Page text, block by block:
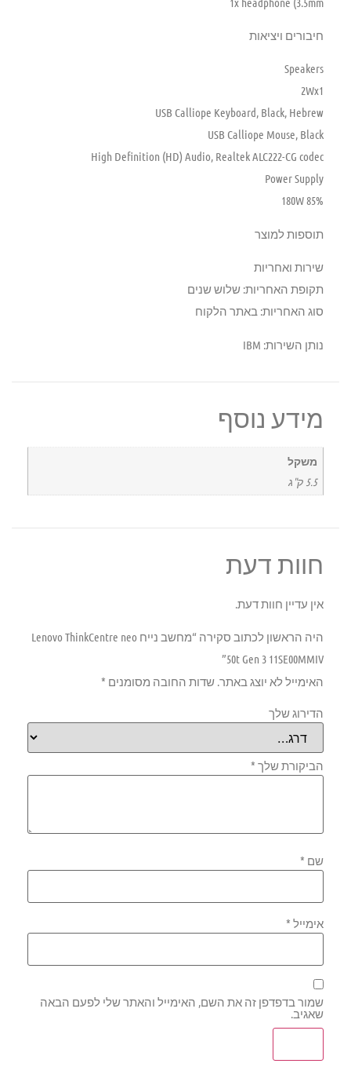
חיבורים ויציאות
Speakers
2Wx1
USB Calliope Keyboard, Black, Hebrew
USB Calliope Mouse, Black
High Definition (HD) Audio, Realtek ALC222-CG codec
Power Supply
180W 85%
תוספות למוצר
שירות ואחריות
תקופת האחריות: שלוש שנים
סוג האחריות: באתר הלקוח
נותן השירות: IBM
מידע נוסף
משקל
5.5 ק"ג
חוות דעת
אין עדיין חוות דעת.
היה הראשון לכתוב סקירה “מחשב נייח Lenovo ThinkCentre neo
50t Gen 3 11SE00MMIV”
האימייל לא יוצג באתר. שדות החובה מסומנים *
הדירוג שלך
הביקורת שלך *
שם *
אימייל *
שמור בדפדפן זה את השם, האימייל והאתר שלי לפעם הבאה
שאגיב.